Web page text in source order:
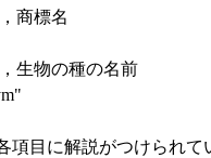
商標名
生物の種の名前
目に解説がつけられて